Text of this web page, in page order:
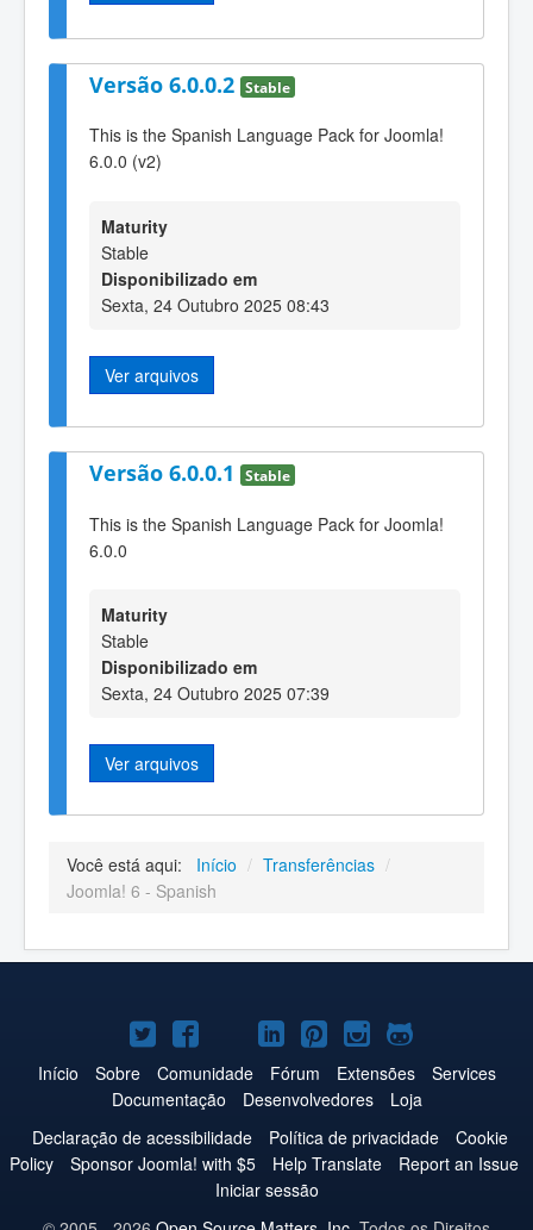
Versão 6.0.0.2 Stable
This is the Spanish Language Pack for Joomla!
6.0.0 (v2)
Maturity
Stable
Disponibilizado em
Sexta, 24 Outubro 2025 08:43
Ver arquivos
Versão 6.0.0.1 Stable
This is the Spanish Language Pack for Joomla!
6.0.0
Maturity
Stable
Disponibilizado em
Sexta, 24 Outubro 2025 07:39
Ver arquivos
Você está aqui: Início / Transferências /
Joomla! 6 - Spanish
Joomla!
no
Twitter
Joomla!
no
Facebook
Joomla!
no
YouTube
Joomla!
no
LinkedIn
Joomla!
no
Pinterest
Joomla!
no
Instagram
Joomla!
no
GitHub
Início Sobre Comunidade Fórum Extensões
Services
Documentação
Desenvolvedores
Loja
Declaração de acessibilidade
Política de privacidade
Cookie
Policy
Sponsor Joomla! with $5 Help Translate
Report an Issue
Iniciar sessão